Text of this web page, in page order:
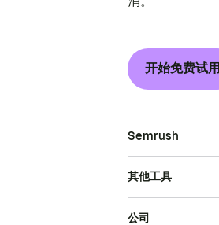
开始免费试用
Semrush
其他工具
公司